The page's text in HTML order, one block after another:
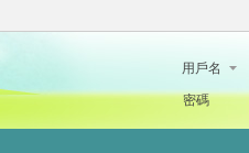
用戶名
密碼